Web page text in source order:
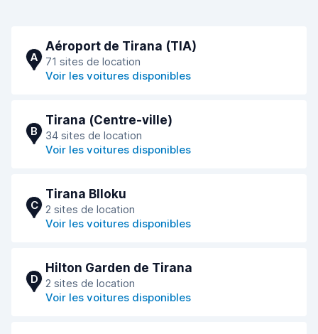
A
Aéroport de Tirana (TIA)
71 sites de location
Voir les voitures disponibles
B
Tirana (Сentre-ville)
34 sites de location
Voir les voitures disponibles
C
Tirana Blloku
2 sites de location
Voir les voitures disponibles
D
Hilton Garden de Tirana
2 sites de location
Voir les voitures disponibles